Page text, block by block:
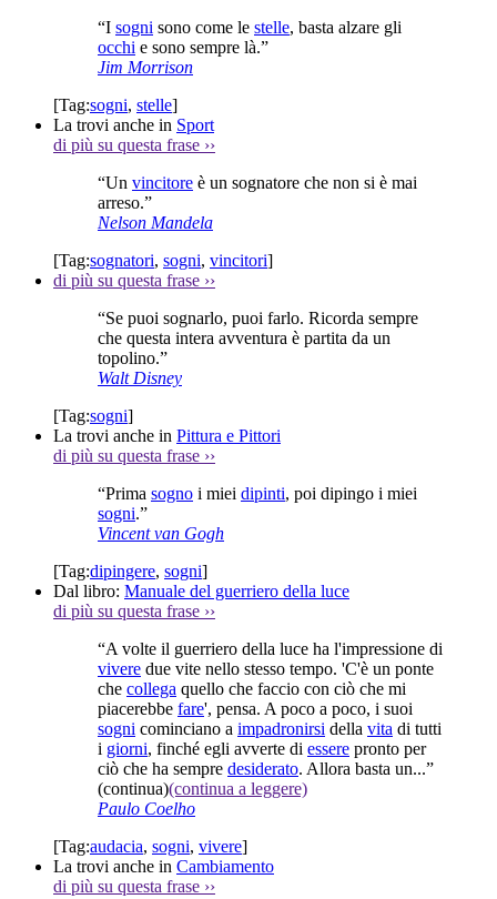
“I sogni sono come le stelle, basta alzare gli
occhi e sono sempre là.”
Jim Morrison
[Tag:sogni, stelle]
La trovi anche in Sport
di più su questa frase ››
“Un vincitore è un sognatore che non si è mai
arreso.”
Nelson Mandela
[Tag:sognatori, sogni, vincitori]
di più su questa frase ››
“Se puoi sognarlo, puoi farlo. Ricorda sempre
che questa intera avventura è partita da un
topolino.”
Walt Disney
[Tag:sogni]
La trovi anche in Pittura e Pittori
di più su questa frase ››
“Prima sogno i miei dipinti, poi dipingo i miei
sogni.”
Vincent van Gogh
[Tag:dipingere, sogni]
Dal libro: Manuale del guerriero della luce
di più su questa frase ››
“A volte il guerriero della luce ha l'impressione di
vivere due vite nello stesso tempo. 'C'è un ponte
che collega quello che faccio con ciò che mi
piacerebbe fare', pensa. A poco a poco, i suoi
sogni cominciano a impadronirsi della vita di tutti
i giorni, finché egli avverte di essere pronto per
ciò che ha sempre desiderato. Allora basta un...”
(continua)(continua a leggere)
Paulo Coelho
[Tag:audacia, sogni, vivere]
La trovi anche in Cambiamento
di più su questa frase ››